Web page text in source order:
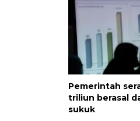
Pemerintah
triliun berasal
sukuk